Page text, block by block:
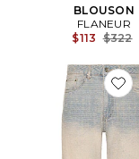
BLOUSON
FLANEUR
$113 $322